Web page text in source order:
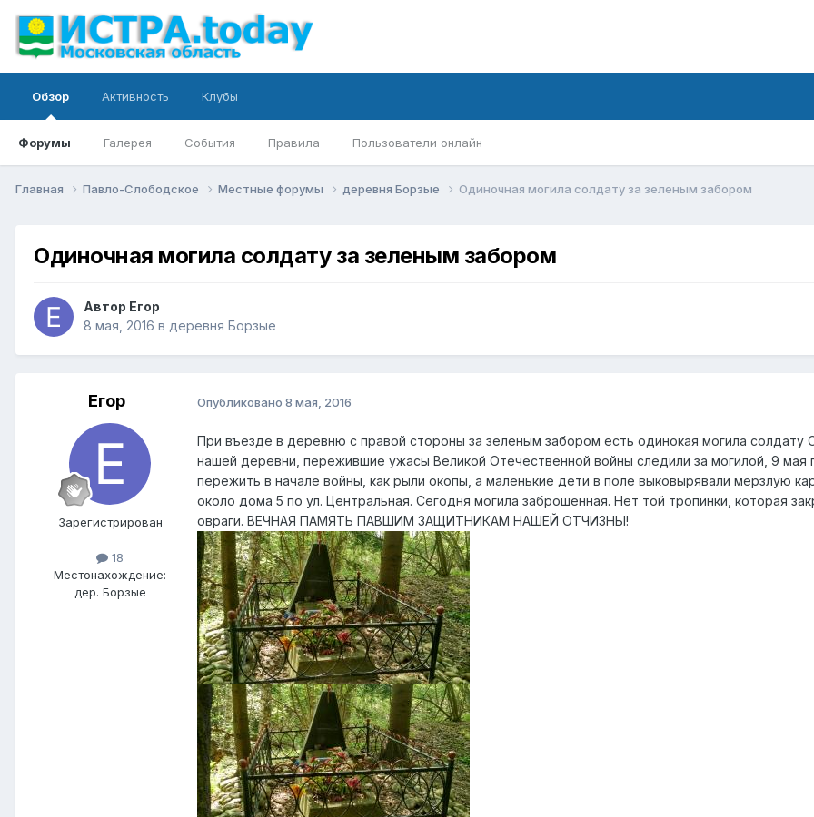
Обзор
Форумы Галерея События Правила Пользователи онлайн
Активность Клубы
Главная Павло-Слободское Местные форумы деревня Борзые Одиночная могила солдату за зеленым забором
Одиночная могила солдату за зеленым забором
Автор Егор
8 мая, 2016 в деревня Борзые
Егор
Зарегистрирован
18
Местонахождение:
дер. Борзые
Опубликовано 8 мая, 2016
При въезде в деревню с правой стороны за зеленым забором есть одинокая могила
нашей деревни, пережившие ужасы Великой Отечественной войны следили за могилой, 9 мая
пережить в начале войны, как рыли окопы, а маленькие дети в поле выковырявали мерзлую
около дома 5 по ул. Центральная. Сегодня могила заброшенная. Нет той тропинки, которая
овраги. ВЕЧНАЯ ПАМЯТЬ ПАВШИМ ЗАЩИТНИКАМ НАШЕЙ ОТЧИЗНЫ!